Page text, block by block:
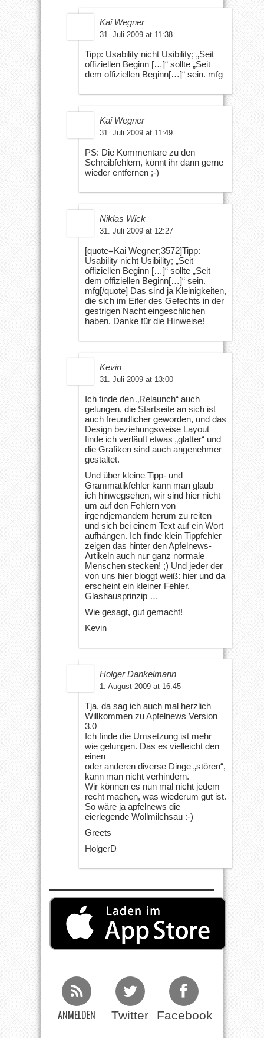
Kai Wegner
31. Juli 2009 at 11:38
Tipp: Usability nicht Usibility; „Seit
offiziellen Beginn […]“ sollte „Seit
dem offiziellen Beginn[…]“ sein. mfg
Kai Wegner
31. Juli 2009 at 11:49
PS: Die Kommentare zu den
Schreibfehlern, könnt ihr dann gerne
wieder entfernen ;-)
Niklas Wick
31. Juli 2009 at 12:27
[quote=Kai Wegner;3572]Tipp:
Usability nicht Usibility; „Seit
offiziellen Beginn […]“ sollte „Seit
dem offiziellen Beginn[…]“ sein.
mfg[/quote] Das sind ja Kleinigkeiten,
die sich im Eifer des Gefechts in der
gestrigen Nacht eingeschlichen
haben. Danke für die Hinweise!
Kevin
31. Juli 2009 at 13:00
Ich finde den „Relaunch“ auch
gelungen, die Startseite an sich ist
auch freundlicher geworden, und das
Design beziehungsweise Layout
finde ich verläuft etwas „glatter“ und
die Grafiken sind auch angenehmer
gestaltet.
Und über kleine Tipp- und
Grammatikfehler kann man glaub
ich hinwegsehen, wir sind hier nicht
um auf den Fehlern von
irgendjemandem herum zu reiten
und sich bei einem Text auf ein Wort
aufhängen. Ich finde klein Tippfehler
zeigen das hinter den Apfelnews-
Artikeln auch nur ganz normale
Menschen stecken! ;) Und jeder der
von uns hier bloggt weiß: hier und da
erscheint ein kleiner Fehler.
Glashausprinzip …
Wie gesagt, gut gemacht!
Kevin
Holger Dankelmann
1. August 2009 at 16:45
Tja, da sag ich auch mal herzlich
Willkommen zu Apfelnews Version
3.0
Ich finde die Umsetzung ist mehr
wie gelungen. Das es vielleicht den
einen
oder anderen diverse Dinge „stören“,
kann man nicht verhindern.
Wir können es nun mal nicht jedem
recht machen, was wiederum gut ist.
So wäre ja apfelnews die
eierlegende Wollmilchsau :-)
Greets
HolgerD
ANMELDEN Twitter Facebook